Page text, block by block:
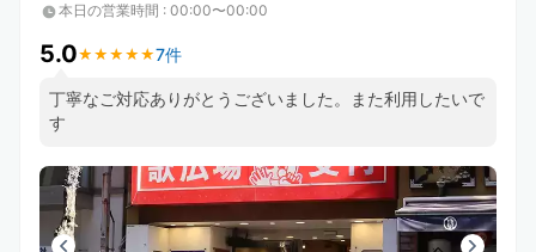
本日の営業時間 : 00:00〜00:00
5.0★ ★ ★ ★ ★
★ ★ ★ ★ ★7件
丁寧なご対応ありがとうございました。また利用したいで
す